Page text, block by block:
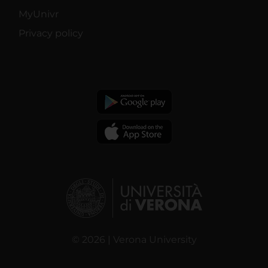
MyUnivr
Privacy policy
© 2026 | Verona University